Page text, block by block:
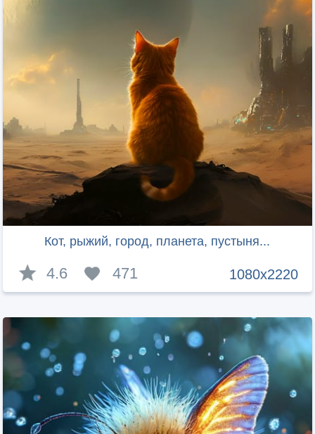
Кот, рыжий, город, планета, пустыня...
1080x2220
4.6 471